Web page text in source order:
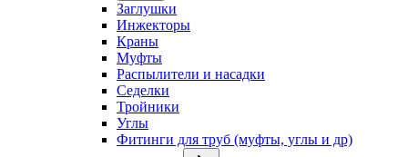
Заглушки
Инжекторы
Краны
Муфты
Распылители и насадки
Седелки
Тройники
Углы
Фитинги для труб (муфты, углы и др)